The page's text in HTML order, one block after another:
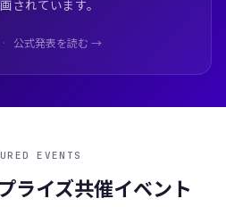
されています。
公式発表を読む →
EVENTS
ライズ共催イベント